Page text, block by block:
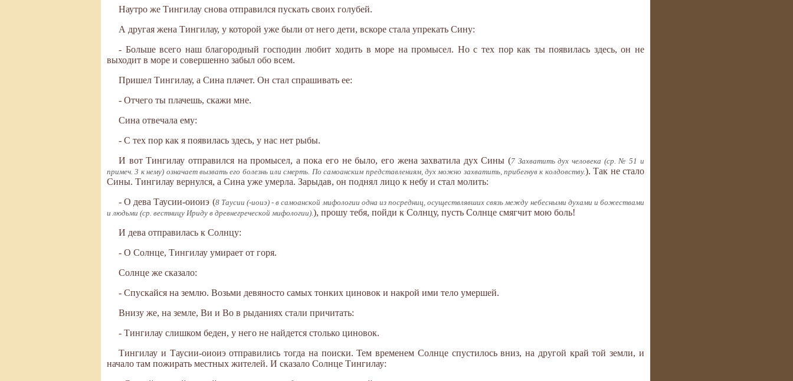
Наутро же Тингилау снова отправился пускать своих голубей.
А другая жена Тингилау, у которой уже были от него дети, вскоре стала упрекать Сину:
- Больше всего наш благородный господин любит ходить в море на промысел. Но с тех пор как ты появилась здесь, он не
выходит в море и совершенно забыл обо всем.
Пришел Тингилау, а Сина плачет. Он стал спрашивать ее:
- Отчего ты плачешь, скажи мне.
Сина отвечала ему:
- С тех пор как я появилась здесь, у нас нет рыбы.
И вот Тингилау отправился на промысел, а пока его не было, его жена захватила дух Сины (7 Захватить дух человека (ср. № 51 и
примеч. 3 к нему) означает вызвать его болезнь или смерть. По самоанским представлениям, дух можно захватить, прибегнув к колдовству.). Так не стало
Сины. Тингилау вернулся, а Сина уже умерла. Зарыдав, он поднял лицо к небу и стал молить:
- О дева Таусии-оиоиэ (8 Таусии (-иоиэ) - в самоанской мифологии одна из посредниц, осуществлявших связь между небесными духами и божествами
и людьми (ср. вестницу Ириду в древнегреческой мифологии).), прошу тебя, пойди к Солнцу, пусть Солнце смягчит мою боль!
И дева отправилась к Солнцу:
- О Солнце, Тингилау умирает от горя.
Солнце же сказало:
- Спускайся на землю. Возьми девяносто самых тонких циновок и накрой ими тело умершей.
Внизу же, на земле, Ви и Во в рыданиях стали причитать:
- Тингилау слишком беден, у него не найдется столько циновок.
Тингилау и Таусии-оиоиэ отправились тогда на поиски. Тем временем Солнце спустилось вниз, на другой край той земли, и
начало там пожирать местных жителей. И сказало Солнце Тингилау: